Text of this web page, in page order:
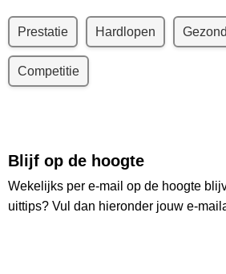
Prestatie Hardlopen
Competitie
Blijf op de hoogte
Wekelijks per e-mail op de hoogte
uittips? Vul dan hieronder jouw e-